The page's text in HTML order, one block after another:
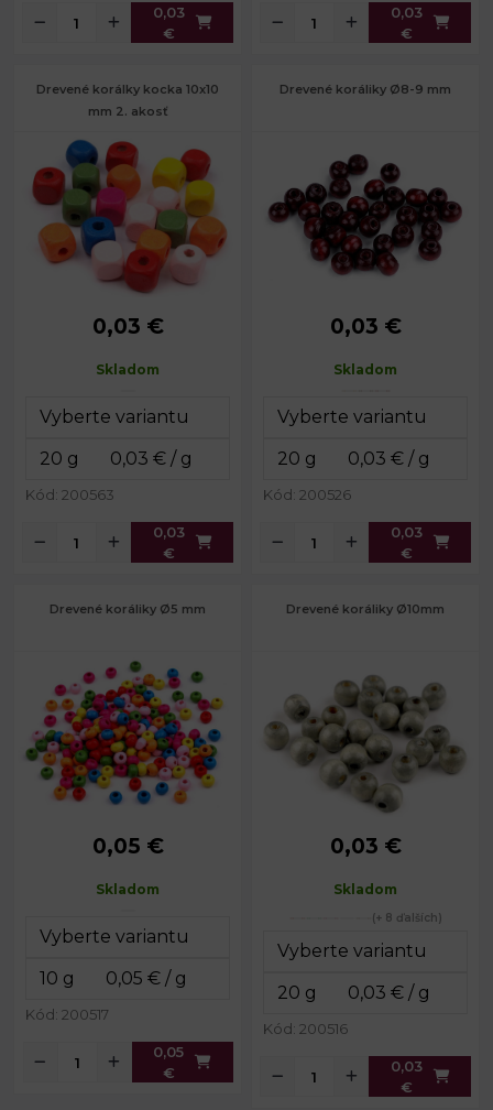
0,03
€
0,03
€
Drevené korálky kocka 10x10
mm 2. akosť
Rozmery:
10 x 10 mm
0,03 €
Skladom
Kód: 200563
0,03
€
Drevené koráliky Ø8-9 mm
Priemer:
8-9 mm
0,03 €
Skladom
Kód: 200526
0,03
€
Drevené koráliky Ø5 mm
Priemer:
5 mm
0,05 €
Skladom
Kód: 200517
0,05
€
Drevené koráliky Ø10mm
Priemer:
10 mm
0,03 €
Skladom
(+ 8 ďalších)
Kód: 200516
0,03
€